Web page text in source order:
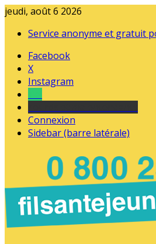
jeudi, août 6 2026
Service anonyme et gratuit
Facebook
X
Instagram
Connexion
Sidebar (barre latérale)